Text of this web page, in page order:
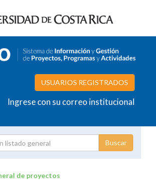
USUARIOS REGISTRADOS
Ingrese con su correo institucional
de proyectos